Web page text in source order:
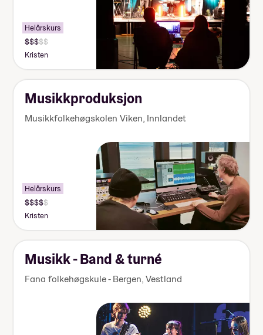
Helårskurs
Pris:
140
155
000
Kristen
Musikkproduksjon
Musikkfolkehøgskolen Viken, Innlandet
Helårskurs
Pris:
155
170
000
Kristen
Musikk - Band & turné
Fana folkehøgskule - Bergen,Vestland